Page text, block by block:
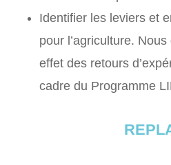
Identifier les leviers et
pour l’agriculture.
effet des retours
cadre du Programme